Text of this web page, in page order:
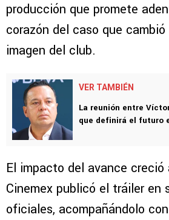
producción que promete
corazón del caso que
imagen del club.
VER TAMBIÉN
La reunión entre
que definirá el futuro
El impacto del avance creció
Cinemex publicó el tráiler en
oficiales, acompañándolo